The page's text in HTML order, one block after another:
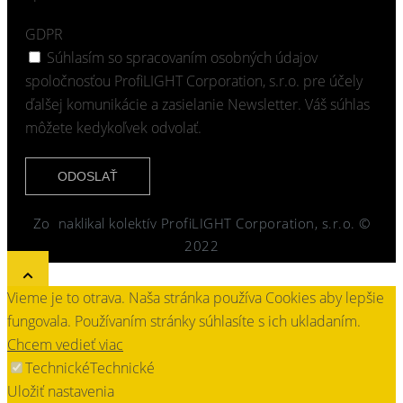
GDPR
Súhlasím so spracovaním osobných údajov
spoločnosťou ProfiLIGHT Corporation, s.r.o. pre účely
ďalšej komunikácie a zasielanie Newsletter. Váš súhlas
môžete kedykoľvek odvolať.
ODOSLAŤ
Zo naklikal kolektív ProfiLIGHT Corporation, s.r.o. ©
2022
Vieme je to otrava. Naša stránka používa Cookies aby lepšie
fungovala. Používaním stránky súhlasíte s ich ukladaním.
Chcem vedieť viac
TechnickéTechnické
Uložiť nastavenia